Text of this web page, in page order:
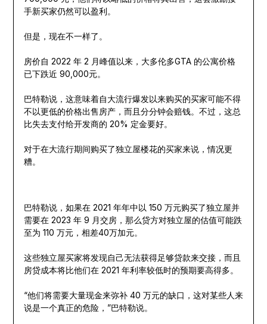
手新买家仍然可以盈利。
但是，现在不一样了。
房价自 2022 年 2 月峰值以来，大多伦多GTA 的公寓价格
已下跌近 90,000元。
巴特勒说，这意味着自大流行爆发以来购买的买家可能不得
不以更低的价格出售房产，而且分分钟会赔钱。不过，这总
比失去支付给开发商的 20% 定金要好。
对于在大流行期间购买了独立屋楼花的买家来说，情况更
糟。
巴特勒说，如果在 2021 年年中以 150 万元购买了独立屋并
需要在 2023 年 9 月交房，那么贷方对独立屋的估值可能跌
至为 110 万元，相差40万加元。
这些独立屋买家将发现自己无法获得足够贷款来交接，而且
房贷成本将比他们在 2021 年利率较低时的预期要高得多。
“他们将需要大量现金来弥补 40 万元的缺口，这对某些人来
说是一个真正的危险，”巴特勒说。